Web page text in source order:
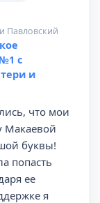
Павловский
с
и
что мои
Макаевой
буквы!
попасть
ее
я